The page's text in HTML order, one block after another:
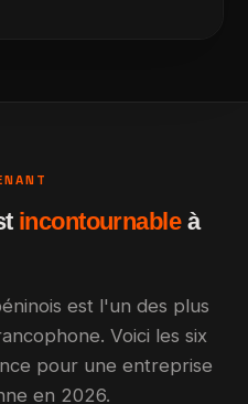
incontournableà
est l'un des plus
Voici les six
pour une entreprise
en 2026.